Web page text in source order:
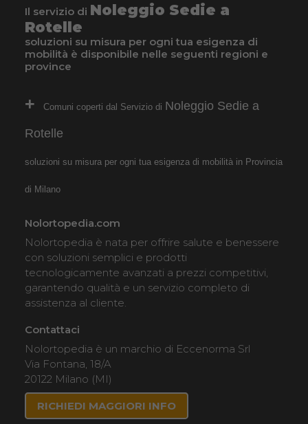
COSTO NOLEGGIO
da 76,01€
SCHEDA COMPLETA
pieghevole ad autospinta
Noleggio sedia a rotelle seduta
55 cm, per persone obese,
portata fino 160 kg. Noleggio
minimo 7 giorni a 89 euro.
Consegniamo a domicilio in
tutta Italia: contattaci per
Il servizio di Noleggio Sedie a
Rotelle
soluzioni su misura per ogni tua esigenza di
mobilità è disponibile nelle seguenti regioni e
province
Comuni coperti dal Servizio di Noleggio Sedie a
Rotelle
soluzioni su misura per ogni tua esigenza di mobilità in Provincia
di Milano
Nolortopedia.com
Nolortopedia è nata per offrire salute e benessere
con soluzioni semplici e prodotti
tecnologicamente avanzati a prezzi competitivi,
garantendo qualità e un servizio completo di
assistenza al cliente.
Contattaci
Nolortopedia è un marchio di Eccenorma Srl
Via Fontana, 18/A
20122 Milano (MI)
RICHIEDI MAGGIORI INFO